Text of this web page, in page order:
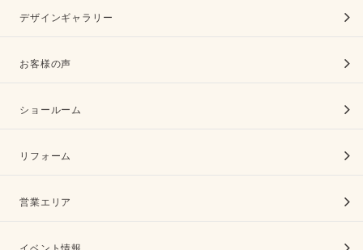
デザインギャラリー
お客様の声
ショールーム
リフォーム
営業エリア